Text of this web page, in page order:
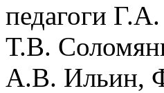
педагоги
Т.В.
А.В. Ильин,